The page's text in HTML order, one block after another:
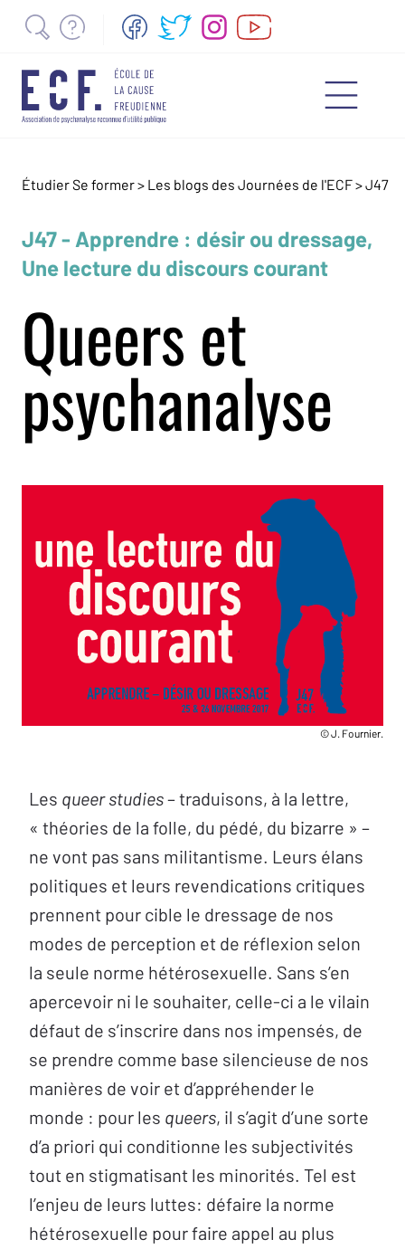
Étudier Se former > Les blogs des Journées de l'ECF>J47
J47 - Apprendre : désir ou dressage,
Une lecture du discours courant
Queers et
psychanalyse
© J. Fournier.
Les queer studies– traduisons, à la lettre,
« théories de la folle, du pédé, du bizarre » –
ne vont pas sans militantisme. Leurs élans
politiques et leurs revendications critiques
prennent pour cible le dressage de nos
modes de perception et de réflexion selon
la seule norme hétérosexuelle. Sans s’en
apercevoir ni le souhaiter, celle-ci a le vilain
défaut de s’inscrire dans nos impensés, de
se prendre comme base silencieuse de nos
manières de voir et d’appréhender le
monde : pour les queers, il s’agit d’une sorte
d’a priori qui conditionne les subjectivités
tout en stigmatisant les minorités. Tel est
l’enjeu de leurs luttes: défaire la norme
hétérosexuelle pour faire appel au plus